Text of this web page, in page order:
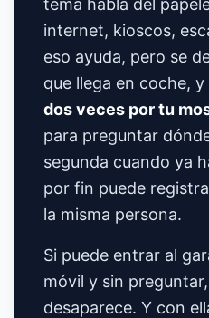
tema habla del
internet, kioscos,
eso ayuda, pero se
que llega en coche,
dos veces por tu
para preguntar
segunda cuando ya
por fin puede
la misma persona.
Si puede entrar al
móvil y sin
desaparece. Y con